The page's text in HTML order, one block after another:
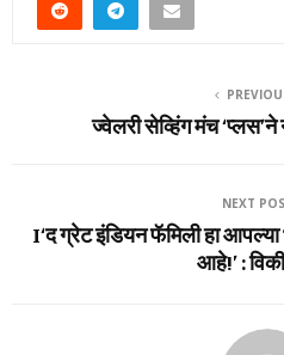
ज्वेलरी सेव्हिंग मंच
NEXT
I‘द ग्रेट इंडियन फॅमिली हा
आहे!’ :